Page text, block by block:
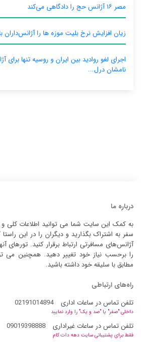
مصر ۱۶ آژانس حج را دادگاهی می‌کند
زیان افزایش نرخ بلیت موزه ها را آژانس‌داران
اجرای لغو روادید بین ایران و روسیه تنها برای
نامشان درل...
درباره ما
به کمک این سایت شما می توانید اطلاعات کلی
سفر به اشتراک بگذارید و دیگران را در این
آژانس‌های مسافرتی ارتباط برقرار کنید. تورهای
را برحسب نیاز خود تغییر دهید. همچنین می
مطابق با سلیقه خود داشته باشید.
راه‌های ارتباطی
تلفن تماس در ساعات اداری
02191014894
داخلی "صفر" یا "صد و یک" را وارد نمایید
تلفن تماس در ساعات غیراداری 09019398888
فقط برای پشتیبانی سایت دهه دات کام